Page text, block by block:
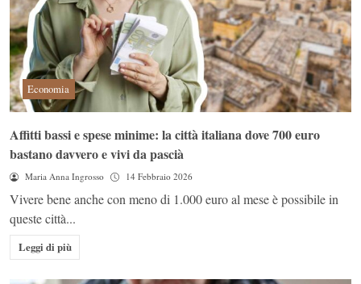
Economia
Affitti bassi e spese minime: la città italiana dove 700 euro
bastano davvero e vivi da pascià
Maria Anna Ingrosso 14 Febbraio 2026
Vivere bene anche con meno di 1.000 euro al mese è possibile in
queste città...
Leggi di più